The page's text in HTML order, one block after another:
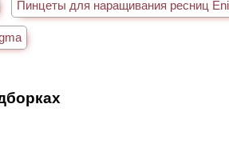
Пинцеты для наращивания ресниц